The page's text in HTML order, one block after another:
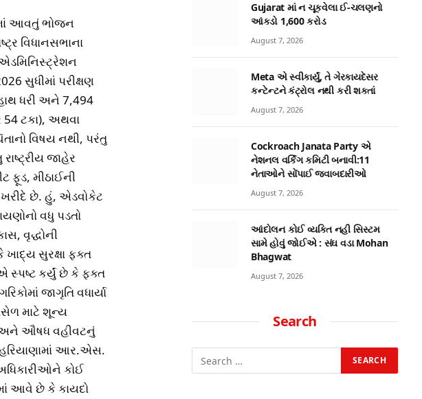
આવતું ભોજન
વિધાનસભાના
સુધીમાં પરીક્ષણ
ધરી અને 7,494
ટકા), અથવા
વિષય નથી, પરંતુ
જાહેર
ફૂડ, મીઠાઈની
છે. હું, એડવોકેટ
વધુ પડતો
વૃદ્ધોની
સુરક્ષા ફક્ત
સ્પષ્ટ કર્યું છે કે ફક્ત
જાગૃતિ વધાર્યા
માટે શૂન્ય
અને ઔષધ વહીવટનું
આર.એસ.
કોઈ
આવે છે કે કાયદો
Gujarat માં ન ચૂકવેલા ઈ-ચલણનો
આંકડો 1,600 કરોડ
August 7, 2026
Meta એ સ્વીકાર્યું, તે ગેરકાયદેસર
કન્ટેન્ટને કંટ્રોલ નથી કરી શકતાં
August 7, 2026
Cockroach Janata Party એ
નેશનલ વર્કિંગ કમિટી બનાવી:11
નેતાઓને સોંપાઈ જવાબદારીઓ
August 7, 2026
આંદોલન કોઈ વ્યક્તિ નહી સિસ્ટમ
સામે હોવું જોઈએ : સંઘ વડા Mohan
Bhagwat
August 7, 2026
Search